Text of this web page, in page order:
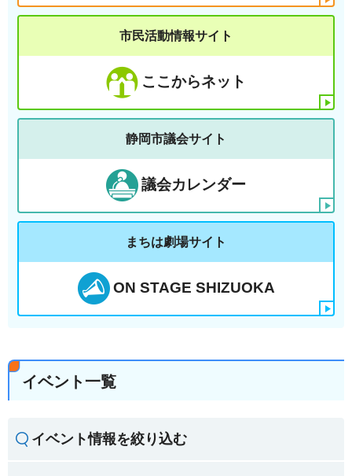
市民活動情報サイト
ここからネット
静岡市議会サイト
議会カレンダー
まちは劇場サイト
ON STAGE SHIZUOKA
イベント一覧
イベント情報を絞り込む